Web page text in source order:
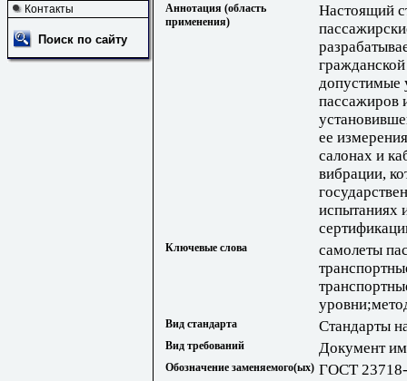
Контакты
Поиск по сайту
Аннотация (область
применения)
Настоящий
допустимые
пассажиров
ее
салонах и
вибрации,
испытаниях
Ключевые слова
самолеты
Вид стандарта Стандарты
Вид требований Документ
Обозначение заменяемого(ых) ГОСТ